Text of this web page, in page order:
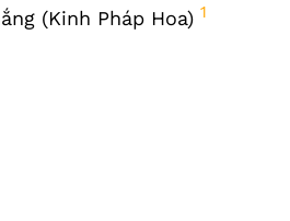
(Kinh Pháp Hoa) 1